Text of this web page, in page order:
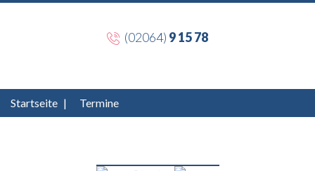
(02064) 9 15 78
Startseite | Termine